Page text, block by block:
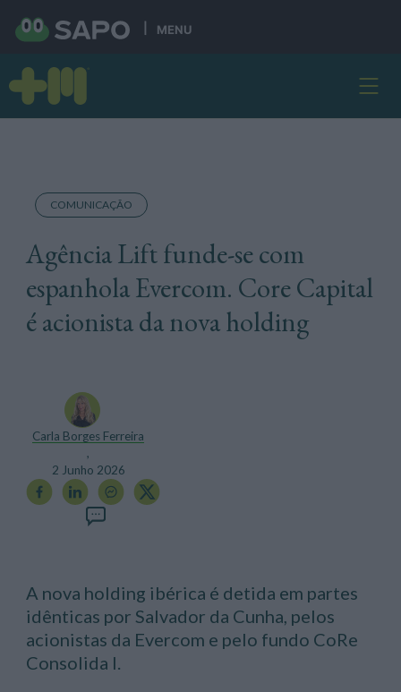
MENU
COMUNICAÇÃO
Agência Lift funde-se com
espanhola Evercom. Core Capital
é acionista da nova holding
Carla Borges Ferreira
,
2 Junho 2026
A nova holding ibérica é detida em partes
idênticas por Salvador da Cunha, pelos
acionistas da Evercom e pelo fundo CoRe
Consolida I.